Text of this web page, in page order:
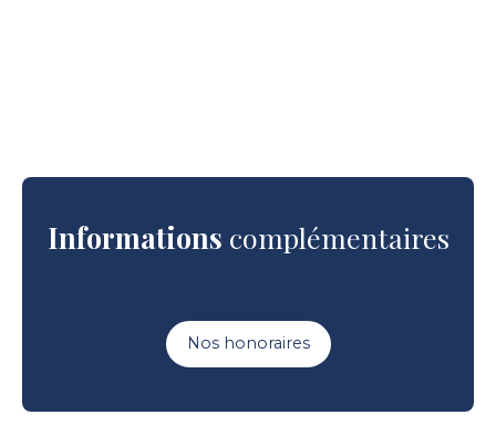
Informations complémentaires
Nos honoraires